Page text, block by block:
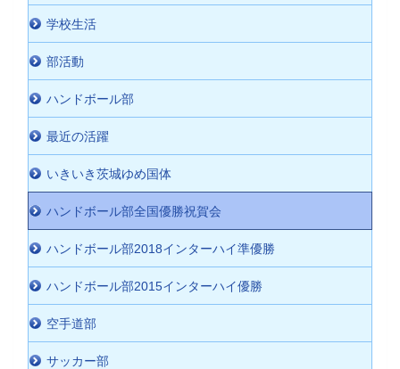
学校生活
部活動
ハンドボール部
最近の活躍
いきいき茨城ゆめ国体
ハンドボール部全国優勝祝賀会
ハンドボール部2018インターハイ準優勝
ハンドボール部2015インターハイ優勝
空手道部
サッカー部